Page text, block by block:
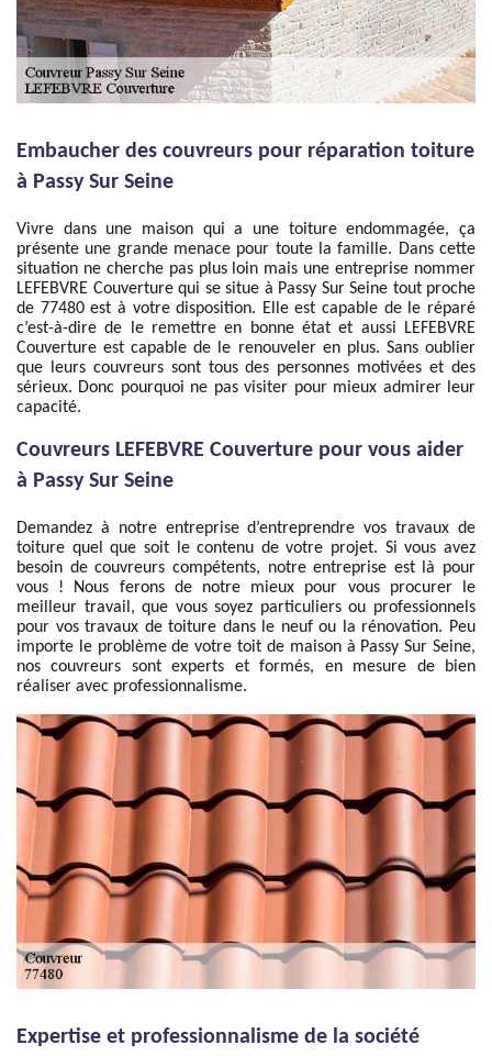
Embaucher des couvreurs pour réparation toiture
à Passy Sur Seine
Vivre dans une maison qui a une toiture endommagée, ça
présente une grande menace pour toute la famille. Dans cette
situation ne cherche pas plus loin mais une entreprise nommer
LEFEBVRE Couverture qui se situe à Passy Sur Seine tout proche
de 77480 est à votre disposition. Elle est capable de le réparé
c’est-à-dire de le remettre en bonne état et aussi LEFEBVRE
Couverture est capable de le renouveler en plus. Sans oublier
que leurs couvreurs sont tous des personnes motivées et des
sérieux. Donc pourquoi ne pas visiter pour mieux admirer leur
capacité.
Couvreurs LEFEBVRE Couverture pour vous aider
à Passy Sur Seine
Demandez à notre entreprise d’entreprendre vos travaux de
toiture quel que soit le contenu de votre projet. Si vous avez
besoin de couvreurs compétents, notre entreprise est là pour
vous ! Nous ferons de notre mieux pour vous procurer le
meilleur travail, que vous soyez particuliers ou professionnels
pour vos travaux de toiture dans le neuf ou la rénovation. Peu
importe le problème de votre toit de maison à Passy Sur Seine,
nos couvreurs sont experts et formés, en mesure de bien
réaliser avec professionnalisme.
Expertise et professionnalisme de la société